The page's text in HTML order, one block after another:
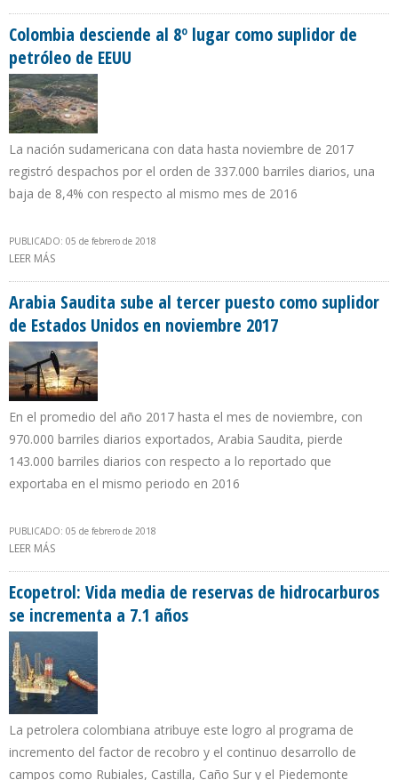
Colombia desciende al 8º lugar como suplidor de
petróleo de EEUU
La nación sudamericana con data hasta noviembre de 2017
registró despachos por el orden de 337.000 barriles diarios, una
baja de 8,4% con respecto al mismo mes de 2016
PUBLICADO: 05 de febrero de 2018
LEER MÁS
Arabia Saudita sube al tercer puesto como suplidor
de Estados Unidos en noviembre 2017
En el promedio del año 2017 hasta el mes de noviembre, con
970.000 barriles diarios exportados, Arabia Saudita, pierde
143.000 barriles diarios con respecto a lo reportado que
exportaba en el mismo periodo en 2016
PUBLICADO: 05 de febrero de 2018
LEER MÁS
Ecopetrol: Vida media de reservas de hidrocarburos
se incrementa a 7.1 años
La petrolera colombiana atribuye este logro al programa de
incremento del factor de recobro y el continuo desarrollo de
campos como Rubiales, Castilla, Caño Sur y el Piedemonte